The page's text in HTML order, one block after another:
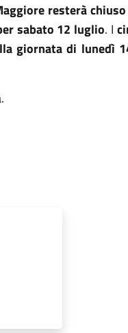
resterà
sabato 12 luglio. I
giornata di lunedì